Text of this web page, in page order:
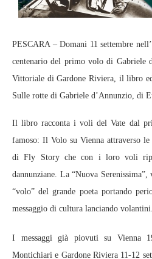
PESCARA – Domani 11 settembre
centenario del primo volo di Gabriele
Vittoriale di Gardone Riviera, il libro
Sulle rotte di Gabriele d’Annunzio, di
Il libro racconta i voli del Vate dal
famoso: Il Volo su Vienna attraverso
di Fly Story che con i loro voli
dannunziane. La “Nuova
“volo” del grande poeta portando
messaggio di cultura lanciando volantini.
I messaggi già piovuti su Vienna
Montichiari e Gardone Riviera 11-12